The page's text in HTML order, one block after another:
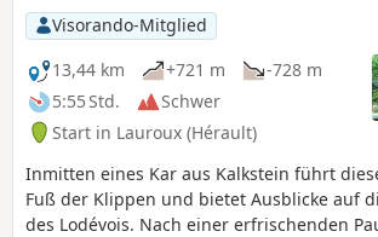
Visorando-Mitglied
13,44 km
+721 m
-728 m
5:55 Std.
Schwer
Start in Lauroux (Hérault)
Inmitten eines Kar aus Kalkstein führt
Fuß der Klippen und bietet Ausblicke auf
des Lodévois. Nach einer erfrischenden